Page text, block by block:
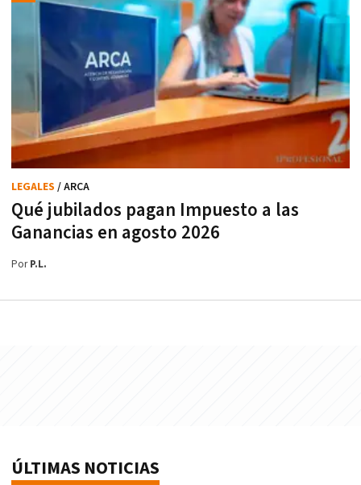
Qué jubilados pagan Impuesto a las
Ganancias en agosto 2026
LEGALES / ARCA
PorP.L.
ÚLTIMAS NOTICIAS